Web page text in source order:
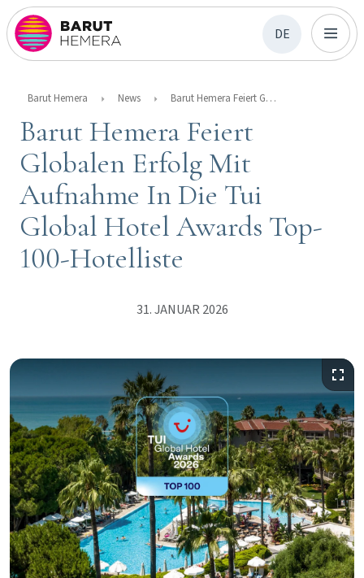
DE
Barut Hemera News Barut Hemera Feiert Globalen Erfolg Mit Aufnahme In Die Tui Global Hotel Awards Top-100-Hotelliste
Barut Hemera Feiert
Globalen Erfolg Mit
Aufnahme In Die Tui
Global Hotel Awards Top-
100-Hotelliste
31. JANUAR 2026